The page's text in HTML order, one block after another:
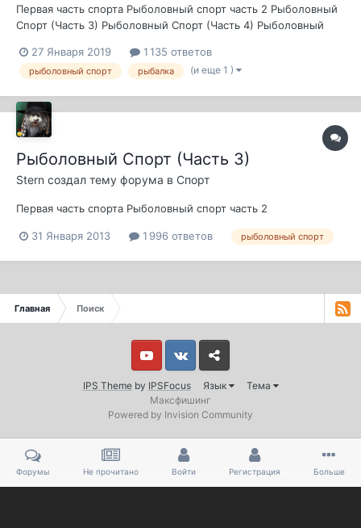
Первая часть спорта Рыболовный спорт часть 2 Рыболовный
Спорт (Часть 3) Рыболовный Спорт (Часть 4) Рыболовный
27 Января 2019
1 135 ответов
рыболовный спорт рыбалка (и еще 1 )
Рыболовный Спорт (Часть 3)
Stern создал тему форума в Спорт
Первая часть спорта Рыболовный спорт часть 2
31 Января 2013 1 996 ответов рыболовный спорт
Главная Поиск
IPS Themeby IPSFocus Язык Тема
Youtube VkontakteYandex
Максфишинг
Powered by Invision Community
Форумы Не прочитано Войти Регистрация Больше